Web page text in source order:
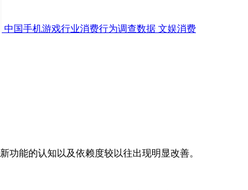
中国手机游戏行业消费行为调查数据 文娱消费
能的认知以及依赖度较以往出现明显改善。